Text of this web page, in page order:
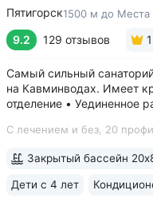
Пятигорск1500 м до Места
9.2 129 отзывов 1
Самый сильный
на Кавминводах. Имеет
отделение • Уединенное
площадка Ворота любви,
С лечением и без, 20
Закрытый бассейн
Дети с 4 лет